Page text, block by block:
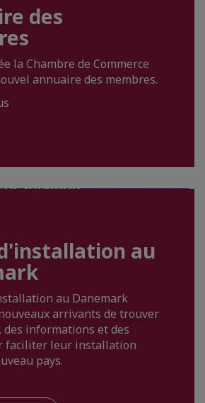
des
la Chambre de Commerce
annuaire des membres.
au
au Danemark
arrivants de trouver
des informations et des
faciliter leur installation
pays.